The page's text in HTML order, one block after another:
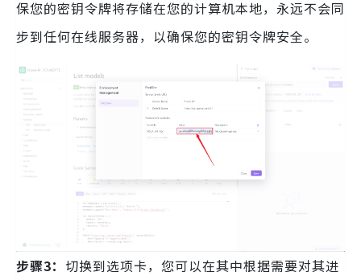
保您的密钥令牌将存储在您的计算机本地，永远不会同
步到任何在线服务器，以确保您的密钥令牌安全。
步骤3： 切换到选项卡，您可以在其中根据需要对其进